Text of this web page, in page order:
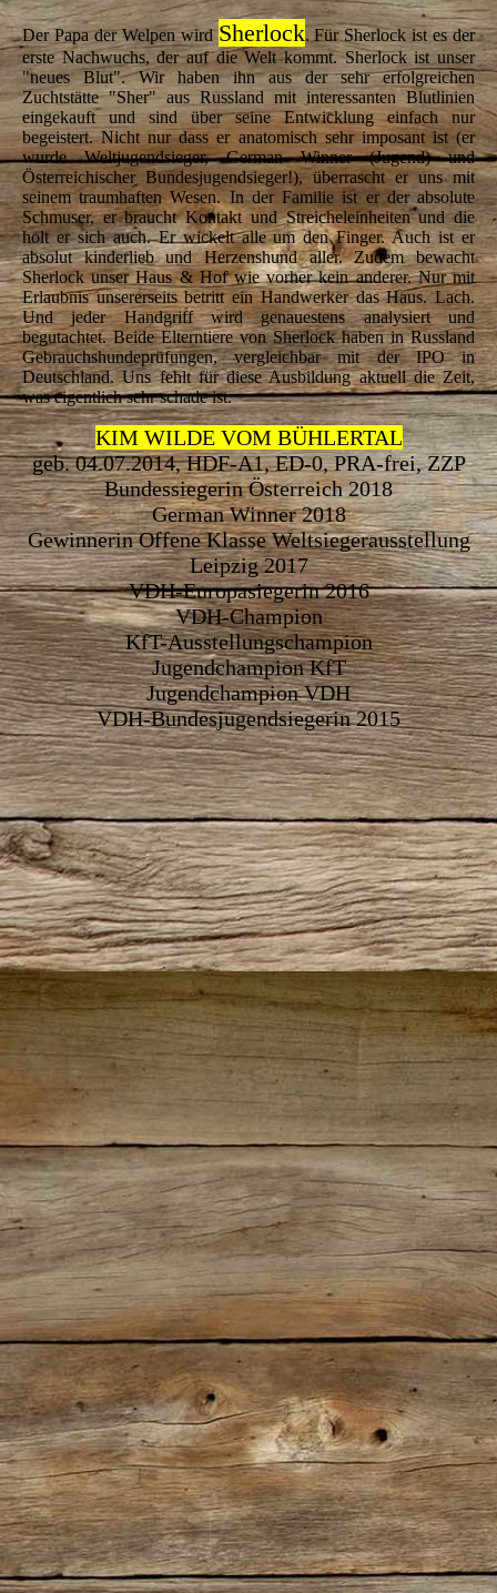
Der Papa der Welpen wirdSherlock. Für Sherlock ist es der
erste Nachwuchs, der auf die Welt kommt. Sherlock ist unser
"neues Blut". Wir haben ihn aus der sehr erfolgreichen
Zuchtstätte "Sher" aus Russland mit interessanten Blutlinien
eingekauft und sind über seine Entwicklung einfach nur
begeistert. Nicht nur dass er anatomisch sehr imposant ist (er
wurde Weltjugendsieger, German Winner (Jugend) und
Österreichischer Bundesjugendsieger!), überrascht er uns mit
seinem traumhaften Wesen. In der Familie ist er der absolute
Schmuser, er braucht Kontakt und Streicheleinheiten und die
holt er sich auch. Er wickelt alle um den Finger. Auch ist er
absolut kinderlieb und Herzenshund aller. Zudem bewacht
Sherlock unser Haus & Hof wie vorher kein anderer. Nur mit
Erlaubnis unsererseits betritt ein Handwerker das Haus. Lach.
Und jeder Handgriff wird genauestens analysiert und
begutachtet. Beide Elterntiere von Sherlock haben in Russland
Gebrauchshundeprüfungen, vergleichbar mit der IPO in
Deutschland. Uns fehlt für diese Ausbildung aktuell die Zeit,
was eigentlich sehr schade ist.
KIM WILDE VOM BÜHLERTAL
geb. 04.07.2014, HDF-A1, ED-0, PRA-frei, ZZP
Bundessiegerin Österreich 2018
German Winner 2018
Gewinnerin Offene Klasse Weltsiegerausstellung
Leipzig 2017
VDH-Europasiegerin 2016
VDH-Champion
KfT-Ausstellungschampion
Jugendchampion KfT
Jugendchampion VDH
VDH-Bundesjugendsiegerin 2015